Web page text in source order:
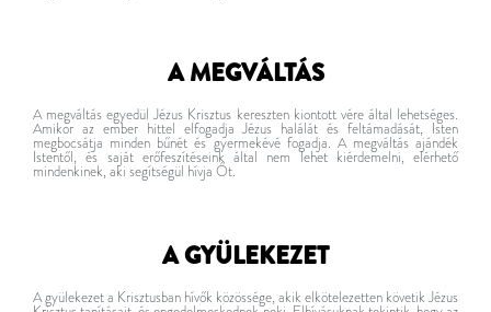
A MEGVÁLTÁS
A megváltás egyedül Jézus Krisztus kereszten kiontott vére által lehetséges.
Amikor az ember hittel elfogadja Jézus halálát és feltámadását, Isten
megbocsátja minden bűnét és gyermekévé fogadja. A megváltás ajándék
Istentől, és saját erőfeszítéseink által nem lehet kiérdemelni, elérhető
mindenkinek, aki segítségül hívja Őt.
A GYÜLEKEZET
A gyülekezet a Krisztusban hívők közössége, akik elkötelezetten követik Jézus